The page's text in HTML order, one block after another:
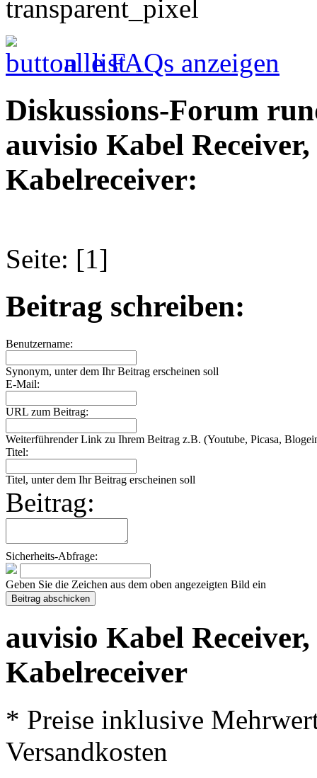
alle FAQs anzeigen
Diskussions-Forum
auvisio Kabel
Kabelreceiver:
Seite: [1]
Beitrag schreiben:
Benutzername:
Synonym, unter dem Ihr Beitrag erscheinen soll
E-Mail:
URL zum Beitrag:
Weiterführender Link zu Ihrem Beitrag z.B. (Youtube, Picasa,
Titel:
Titel, unter dem Ihr Beitrag erscheinen soll
Beitrag:
Sicherheits-Abfrage:
Geben Sie die Zeichen aus dem oben angezeigten Bild ein
auvisio Kabel
Kabelreceiver
* Preise inklusive
Versandkosten